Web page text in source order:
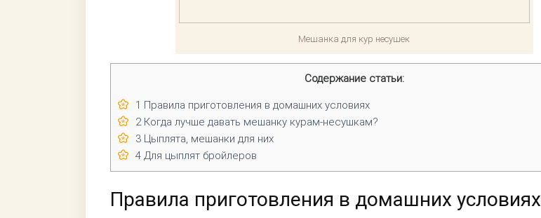
Мешанка для кур несушек
Содержание статьи:
1 Правила приготовления в домашних условиях
2Когда лучше давать мешанку курам-несушкам?
3 Цыплята, мешанки для них
4 Для цыплят бройлеров
Правила приготовления в домашних условиях